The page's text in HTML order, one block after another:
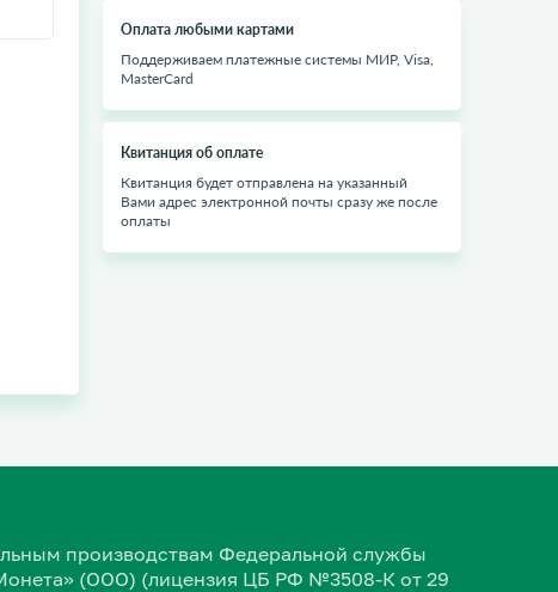
Оплата любыми картами
Поддерживаем платежные системы МИР, Visa,
MasterCard
Квитанция об оплате
Квитанция будет отправлена на указанный
Вами адрес электронной почты сразу же после
оплаты
производствам Федеральной службы
(ООО) (лицензия ЦБ РФ №3508-К от 29